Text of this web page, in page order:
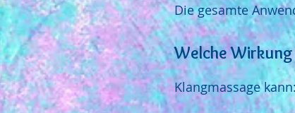
Die gesamte
Welche Wirkung
Klangmassage